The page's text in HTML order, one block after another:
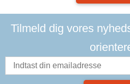
Tilmeld dig vores